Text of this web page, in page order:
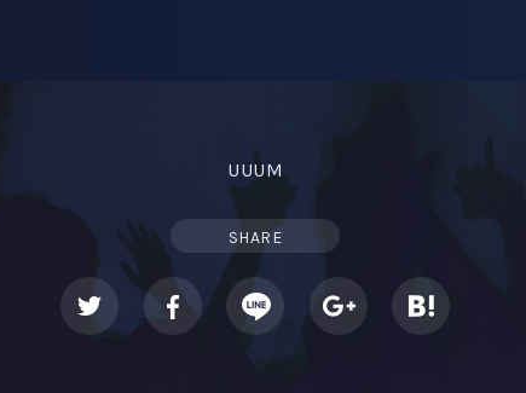
UUUM
SHARE